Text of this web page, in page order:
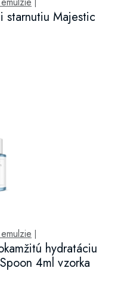
starnutiu Majestic
|
hydratáciu
4ml vzorka